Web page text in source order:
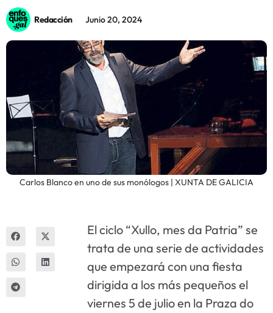
Sostenibilidad
Redacción Junio 20, 2024
Carlos Blanco en uno de sus monólogos | XUNTA DE GALICIA
El ciclo “Xullo, mes da Patria” se
trata de una serie de actividades
que empezará con una fiesta
dirigida a los más pequeños el
viernes 5 de julio en la Praza do